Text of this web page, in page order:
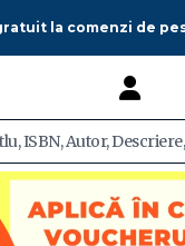
la comenzi de